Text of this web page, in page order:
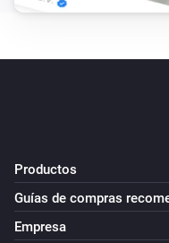
Productos
Guías de compras
Empresa